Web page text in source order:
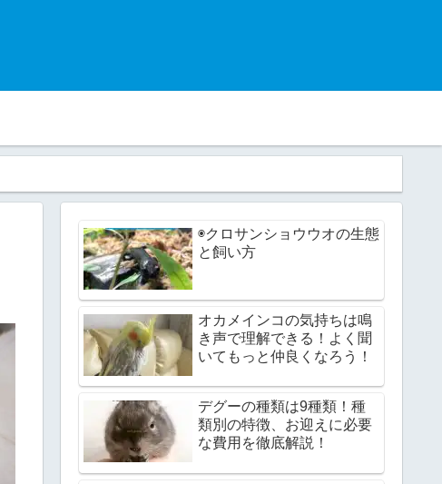
◉クロサンショウウオの生態
と飼い方
オカメインコの気持ちは鳴
き声で理解できる！よく聞
いてもっと仲良くなろう！
デグーの種類は9種類！種
類別の特徴、お迎えに必要
な費用を徹底解説！